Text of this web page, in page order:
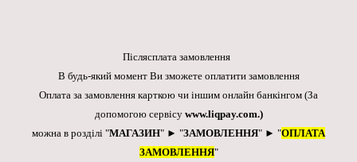
Післясплата замовлення
В будь-який момент Ви зможете оплатити замовлення
Оплата за замовлення карткою чи іншим онлайн банкінгом (За
допомогою сервісу www.liqpay.com.)
можна в розділі "МАГАЗИН" ► "ЗАМОВЛЕННЯ" ► "ОПЛАТА
ЗАМОВЛЕННЯ"